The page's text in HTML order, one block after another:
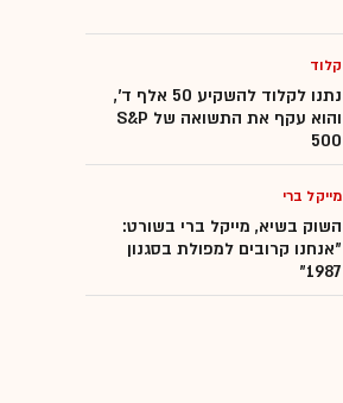
קלוד
נתנו לקלוד להשקיע 50 אלף ד',
והוא עקף את התשואה של S&P
500
מייקל ברי
השוק בשיא, מייקל ברי בשורט:
"אנחנו קרובים למפולת בסגנון
1987"